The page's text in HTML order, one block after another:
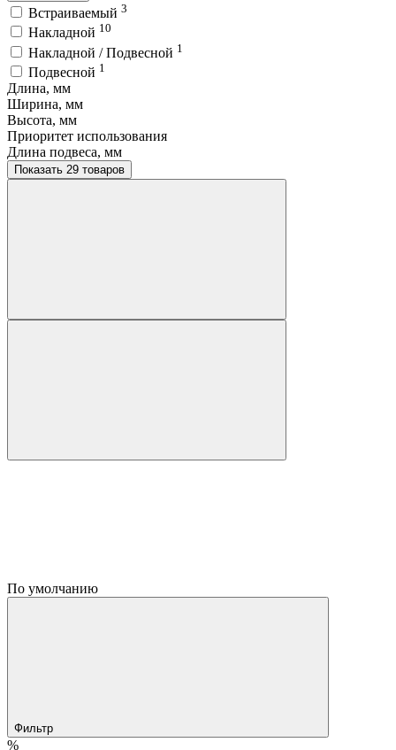
Встраиваемый 3
Накладной 10
Накладной / Подвесной 1
Подвесной 1
Длина, мм
Ширина, мм
Высота, мм
Приоритет использования
Длина подвеса, мм
Показать 29 товаров
По умолчанию
Фильтр
%